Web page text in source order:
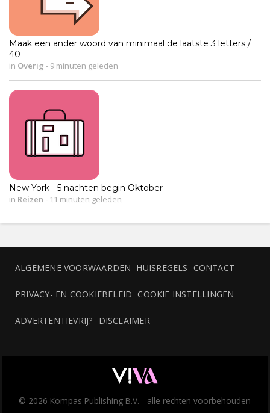
Maak een ander woord van minimaal de laatste 3 letters /
40
in Overig - 9 minuten geleden
New York - 5 nachten begin Oktober
in Reizen - 11 minuten geleden
ALGEMENE VOORWAARDEN HUISREGELS CONTACT
PRIVACY- EN COOKIEBELEID COOKIE INSTELLINGEN
ADVERTENTIEVRIJ? DISCLAIMER
© 2026 Kompas Publishing B.V. - alle rechten voorbehouden